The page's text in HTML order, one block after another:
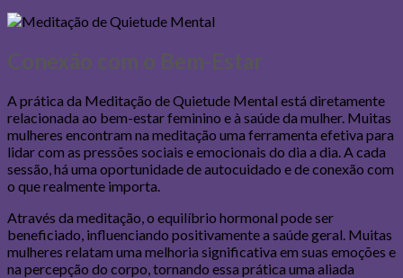
Conexão com o Bem-Estar
A prática da Meditação de Quietude Mental está diretamente
relacionada ao bem-estar feminino e à saúde da mulher. Muitas
mulheres encontram na meditação uma ferramenta efetiva para
lidar com as pressões sociais e emocionais do dia a dia. A cada
sessão, há uma oportunidade de autocuidado e de conexão com
o que realmente importa.
Através da meditação, o equilíbrio hormonal pode ser
beneficiado, influenciando positivamente a saúde geral. Muitas
mulheres relatam uma melhoria significativa em suas emoções e
na percepção do corpo, tornando essa prática uma aliada